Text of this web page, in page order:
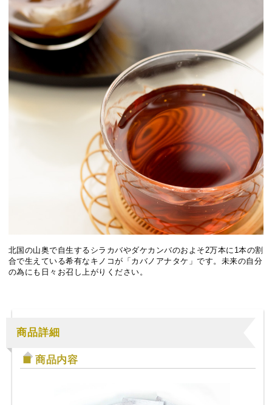
北国の山奥で自生するシラカバやダケカンバのおよそ2万本に1本の割
合で生えている希有なキノコが「カバノアナタケ」です。未来の自分
の為にも日々お召し上がりください。
商品詳細
商品内容